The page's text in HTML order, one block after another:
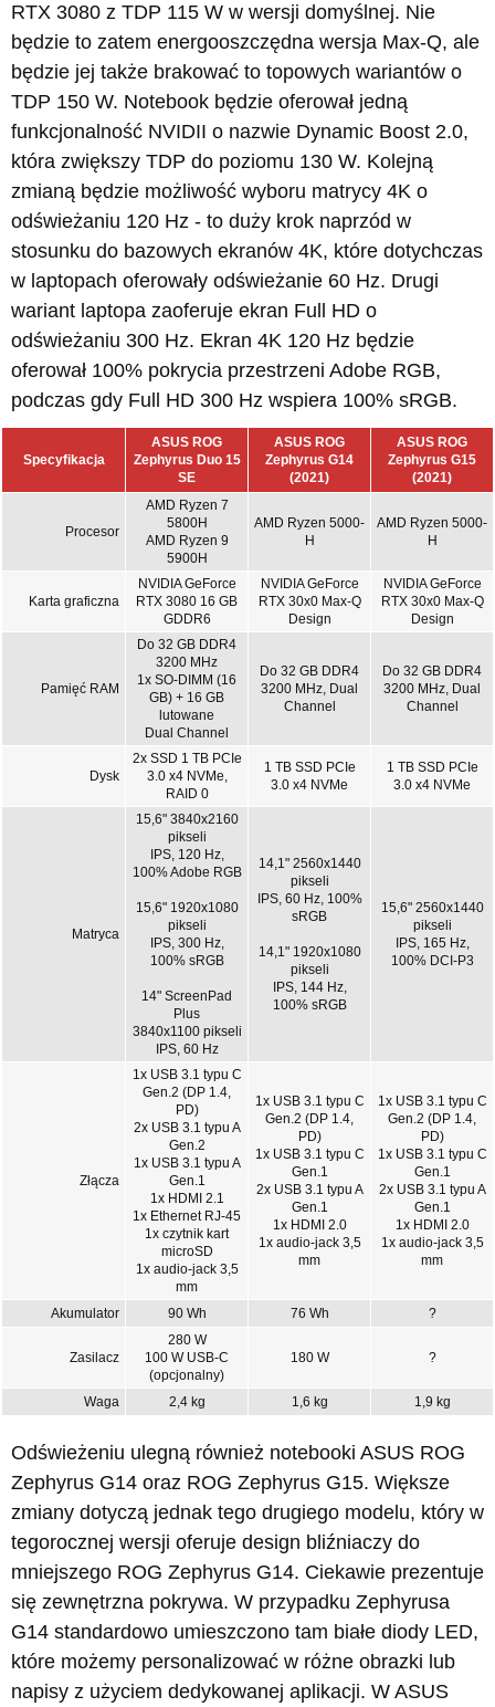
RTX 3080 z TDP 115 W w wersji domyślnej. Nie
będzie to zatem energooszczędna wersja Max-Q, ale
będzie jej także brakować to topowych wariantów o
TDP 150 W. Notebook będzie oferował jedną
funkcjonalność NVIDII o nazwie Dynamic Boost 2.0,
która zwiększy TDP do poziomu 130 W. Kolejną
zmianą będzie możliwość wyboru matrycy 4K o
odświeżaniu 120 Hz - to duży krok naprzód w
stosunku do bazowych ekranów 4K, które dotychczas
w laptopach oferowały odświeżanie 60 Hz. Drugi
wariant laptopa zaoferuje ekran Full HD o
odświeżaniu 300 Hz. Ekran 4K 120 Hz będzie
oferował 100% pokrycia przestrzeni Adobe RGB,
podczas gdy Full HD 300 Hz wspiera 100% sRGB.
Specyfikacja
ASUS ROG
Zephyrus Duo 15
SE
ASUS ROG
Zephyrus G14
(2021)
ASUS ROG
Zephyrus G15
(2021)
Procesor
AMD Ryzen 7
5800H
AMD Ryzen 9
5900H
AMD Ryzen 5000-
H
AMD Ryzen 5000-
H
Karta graficzna
NVIDIA GeForce
RTX 3080 16 GB
GDDR6
NVIDIA GeForce
RTX 30x0 Max-Q
Design
NVIDIA GeForce
RTX 30x0 Max-Q
Design
Pamięć RAM
Do 32 GB DDR4
3200 MHz
1x SO-DIMM (16
GB) + 16 GB
lutowane
Dual Channel
Do 32 GB DDR4
3200 MHz, Dual
Channel
Do 32 GB DDR4
3200 MHz, Dual
Channel
Dysk
2x SSD 1 TB PCIe
3.0 x4 NVMe,
RAID 0
1 TB SSD PCIe
3.0 x4 NVMe
1 TB SSD PCIe
3.0 x4 NVMe
Matryca
15,6" 3840x2160
pikseli
IPS, 120 Hz,
100% Adobe RGB
15,6" 1920x1080
pikseli
IPS, 300 Hz,
100% sRGB
14" ScreenPad
Plus
3840x1100 pikseli
IPS, 60 Hz
14,1" 2560x1440
pikseli
IPS, 60 Hz, 100%
sRGB
14,1" 1920x1080
pikseli
IPS, 144 Hz,
100% sRGB
15,6" 2560x1440
pikseli
IPS, 165 Hz,
100% DCI-P3
Złącza
1x USB 3.1 typu C
Gen.2 (DP 1.4,
PD)
2x USB 3.1 typu A
Gen.2
1x USB 3.1 typu A
Gen.1
1x HDMI 2.1
1x Ethernet RJ-45
1x czytnik kart
microSD
1x audio-jack 3,5
mm
1x USB 3.1 typu C
Gen.2 (DP 1.4,
PD)
1x USB 3.1 typu C
Gen.1
2x USB 3.1 typu A
Gen.1
1x HDMI 2.0
1x audio-jack 3,5
mm
1x USB 3.1 typu C
Gen.2 (DP 1.4,
PD)
1x USB 3.1 typu C
Gen.1
2x USB 3.1 typu A
Gen.1
1x HDMI 2.0
1x audio-jack 3,5
mm
Akumulator 90 Wh 76 Wh ?
Zasilacz
280 W
100 W USB-C
(opcjonalny)
180 W ?
Waga 2,4 kg 1,6 kg 1,9 kg
Odświeżeniu ulegną również notebooki ASUS ROG
Zephyrus G14 oraz ROG Zephyrus G15. Większe
zmiany dotyczą jednak tego drugiego modelu, który w
tegorocznej wersji oferuje design bliźniaczy do
mniejszego ROG Zephyrus G14. Ciekawie prezentuje
się zewnętrzna pokrywa. W przypadku Zephyrusa
G14 standardowo umieszczono tam białe diody LED,
które możemy personalizować w różne obrazki lub
napisy z użyciem dedykowanej aplikacji. W ASUS